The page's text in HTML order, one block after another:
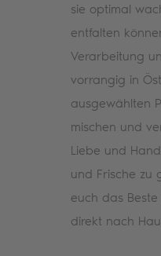
sie optimal
entfalten
Verarbeitung
vorrangig in
ausgewählten
mischen und
Liebe und
und Frische zu
euch das
direkt nach